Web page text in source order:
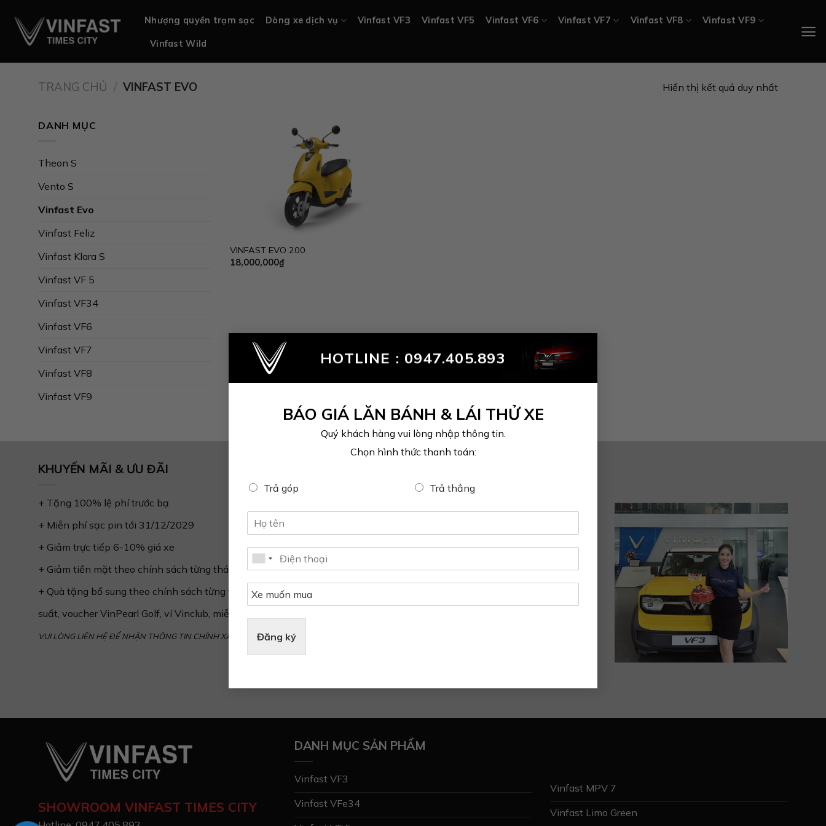
HOTLINE : 0947.405.893
BÁO GIÁ LĂN BÁNH & LÁI THỬ XE
Quý khách hàng vui lòng nhập thông tin.
Chọn hình thức thanh toán:
Trả góp Trả thẳng
Đăng ký
đến
Nhượng quyền trạm sạc Dòng xe dịch vụ Vinfast VF3 Vinfast VF5 Vinfast VF6 Vinfast VF7 Vinfast VF8 Vinfast VF9
Vinfast Wild
TRANG CHỦ / VINFAST EVO Hiển thị kết quả duy nhất
DANH MỤC
Theon S
Vento S
Vinfast Evo
Vinfast Feliz
Vinfast Klara S
Vinfast VF 5
Vinfast VF34
Vinfast VF6
Vinfast VF7
Vinfast VF8
Vinfast VF9
VINFAST EVO 200
18,000,000₫
KHUYẾN MÃI & ƯU ĐÃI
+ Tặng 100% lệ phí trước bạ
+ Miễn phí sạc pin tới 31/12/2029
+ Giảm trực tiếp 6-10% giá xe
+ Giảm tiền mặt theo chính sách từng tháng
+ Quà tặng bổ sung theo chính sách từng tháng (bảo hiểm thân vỏ, ưu đãi lãi
suất, voucher VinPearl Golf, ví Vinclub, miễn phí sạc pin & gửi xe...)
VUI LÒNG LIÊN HỆ ĐỂ NHẬN THÔNG TIN CHÍNH XÁC NHẤT
Hotline: 0947.405.893
Zalo: 0947.405.893
SHOWROOM VINFAST TIMES CITY
DANH MỤC SẢN PHẨM
Vinfast VF3
Vinfast VFe34
Vinfast MPV 7
Vinfast Limo Green